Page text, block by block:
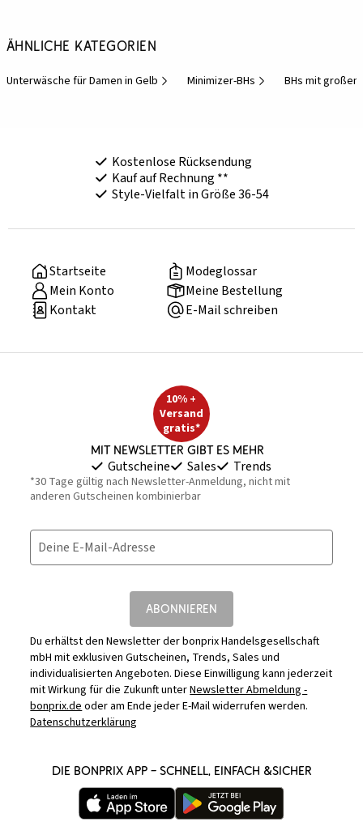
Ähnliche Kategorien
Unterwäsche für Damen in Gelb Minimizer-BHs BHs mit großen
Kostenlose Rücksendung
Kauf auf Rechnung **
Style-Vielfalt in Größe 36-54
Startseite
Modeglossar
Mein Konto
Meine Bestellung
Kontakt
E-Mail schreiben
10% +
Versand
gratis*
Mit Newsletter gibt es mehr
Gutscheine Sales Trends
*30 Tage gültig nach Newsletter-Anmeldung, nicht mit
anderen Gutscheinen kombinierbar
Deine E-Mail-Adresse
ABONNIEREN
Du erhältst den Newsletter der bonprix Handelsgesellschaft
mbH mit exklusiven Gutscheinen, Trends, Sales und
individualisierten Angeboten. Diese Einwilligung kann jederzeit
mit Wirkung für die Zukunft unterNewsletter Abmeldung -
bonprix.deoder am Ende jeder E-Mail widerrufen werden.
Datenschutzerklärung
DIE BONPRIX APP – SCHNELL, EINFACH &SICHER